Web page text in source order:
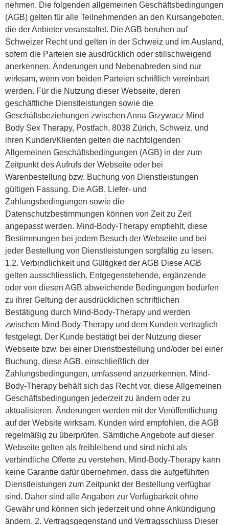
nehmen. Die folgenden allgemeinen Geschäftsbedingungen
(AGB) gelten für alle Teilnehmenden an den Kursangeboten,
die der Anbieter veranstaltet. Die AGB beruhen auf
Schweizer Recht und gelten in der Schweiz und im Ausland,
sofern die Parteien sie ausdrücklich oder stillschweigend
anerkennen. Änderungen und Nebenabreden sind nur
wirksam, wenn von beiden Parteien schriftlich vereinbart
werden. Für die Nutzung dieser Webseite, deren
geschäftliche Dienstleistungen sowie die
Geschäftsbeziehungen zwischen Anna Grzywacz Mind
Body Sex Therapy, Postfach, 8038 Zürich, Schweiz, und
ihren Kunden/Klienten gelten die nachfolgenden
Allgemeinen Geschäftsbedingungen (AGB) in der zum
Zeitpunkt des Aufrufs der Webseite oder bei
Warenbestellung bzw. Buchung von Dienstleistungen
gültigen Fassung. Die AGB, Liefer- und
Zahlungsbedingungen sowie die
Datenschutzbestimmungen können von Zeit zu Zeit
angepasst werden. Mind-Body-Therapy empfiehlt, diese
Bestimmungen bei jedem Besuch der Webseite und bei
jeder Bestellung von Dienstleistungen sorgfältig zu lesen.
1.2. Verbindlichkeit und Gültigkeit der AGB Diese AGB
gelten ausschliesslich. Entgegenstehende, ergänzende
oder von diesen AGB abweichende Bedingungen bedürfen
zu ihrer Geltung der ausdrücklichen schriftlichen
Bestätigung durch Mind-Body-Therapy und werden
zwischen Mind-Body-Therapy und dem Kunden vertraglich
festgelegt. Der Kunde bestätigt bei der Nutzung dieser
Webseite bzw. bei einer Dienstbestellung und/oder bei einer
Buchung, diese AGB, einschließlich der
Zahlungsbedingungen, umfassend anzuerkennen. Mind-
Body-Therapy behält sich das Recht vor, diese Allgemeinen
Geschäftsbedingungen jederzeit zu ändern oder zu
aktualisieren. Änderungen werden mit der Veröffentlichung
auf der Website wirksam. Kunden wird empfohlen, die AGB
regelmäßig zu überprüfen. Sämtliche Angebote auf dieser
Webseite gelten als freibleibend und sind nicht als
verbindliche Offerte zu verstehen. Mind-Body-Therapy kann
keine Garantie dafür übernehmen, dass die aufgeführten
Dienstleistungen zum Zeitpunkt der Bestellung verfügbar
sind. Daher sind alle Angaben zur Verfügbarkeit ohne
Gewähr und können sich jederzeit und ohne Ankündigung
ändern. 2. Vertragsgegenstand und Vertragsschluss Dieser